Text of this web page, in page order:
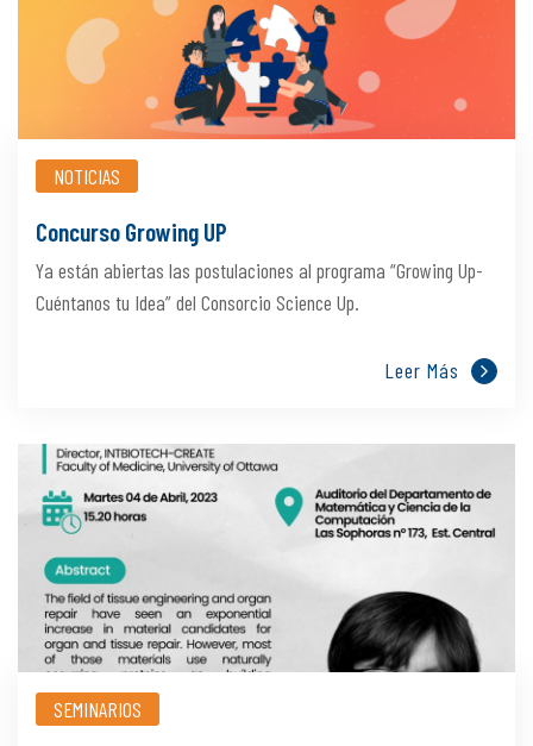
NOTICIAS
Concurso Growing UP
Ya están abiertas las postulaciones al programa “Growing Up-
Cuéntanos tu Idea” del Consorcio Science Up.
Leer Más
SEMINARIOS